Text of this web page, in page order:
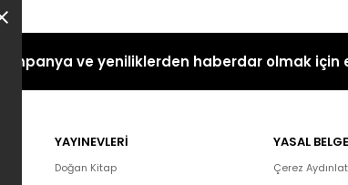
Kampanya ve yeniliklerden haberdar olmak için
YAYINEVLERİ
Doğan Kitap
YASAL
Çerez